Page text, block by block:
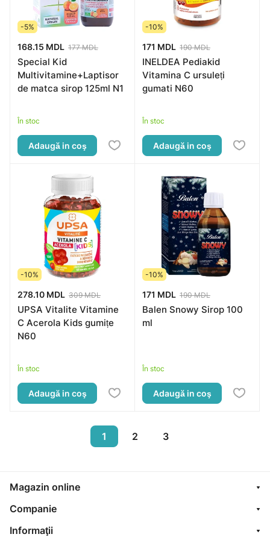
-5%
168.15 MDL 177 MDL
Special Kid
Multivitamine+Laptisor
de matca sirop 125ml N1
În stoc
Adaugă in coş
-10%
171 MDL 190 MDL
INELDEA Pediakid
Vitamina C ursuleți
gumati N60
În stoc
Adaugă in coş
-10%
278.10 MDL 309 MDL
UPSA Vitalite Vitamine
C Acerola Kids gumițe
N60
În stoc
Adaugă in coş
-10%
171 MDL 190 MDL
Balen Snowy Sirop 100
ml
În stoc
Adaugă in coş
1 2 3
Magazin online
Companie
Informaţii